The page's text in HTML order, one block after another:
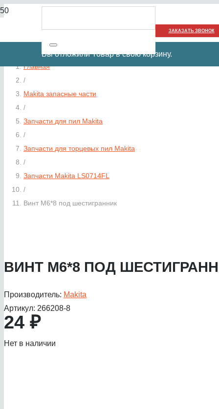
ЗАКАЗАТЬ ЗВОНОК
Вы отложилиТоварв свою корзину.
Главная
/
Makita запасные части
/
Запчасти для пил Makita
/
Запчасти для торцевых пил Makita
/
Запчасти Makita LS0714FL
/
Винт M6*8 под шестигранник
ВИНТ M6*8 ПОД
Производитель: Makita
Артикул: 266208-8
24 ₽
Нет в наличии